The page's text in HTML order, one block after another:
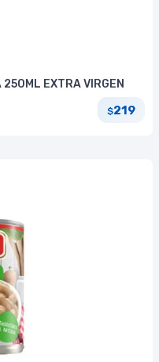
EXTRA VIRGEN
$219